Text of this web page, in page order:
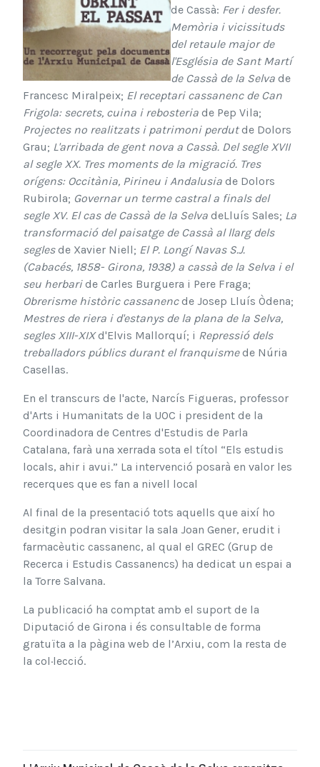
de Cassà: Fer i desfer.
Memòria i vicissituds
del retaule major de
l'Església de Sant Martí
de Cassà de la Selva de
Francesc Miralpeix; El receptari cassanenc de Can
Frigola: secrets, cuina i rebosteria de Pep Vila;
Projectes no realitzats i patrimoni perdutde Dolors
Grau; L'arribada de gent nova a Cassà. Del segle XVII
al segle XX. Tres moments de la migració. Tres
orígens: Occitània, Pirineu i Andalusia de Dolors
Rubirola; Governar un terme castral a finals del
segle XV. El cas de Cassà de la Selva deLluís Sales; La
transformació del paisatge de Cassà al llarg dels
seglesde Xavier Niell; El P. Longí Navas S.J.
(Cabacés, 1858- Girona, 1938) a cassà de la Selva i el
seu herbaride Carles Burguera i Pere Fraga;
Obrerisme històric cassanencde Josep Lluís Òdena;
Mestres de riera i d'estanys de la plana de la Selva,
segles XIII-XIXd'Elvis Mallorquí; i Repressiódels
treballadors públics durant el franquismede Núria
Casellas.
En el transcurs de l'acte, Narcís Figueras, professor
d'Arts i Humanitats de la UOC i president de la
Coordinadora de Centres d'Estudis de Parla
Catalana, farà una xerrada sota el títol “Els estudis
locals, ahir i avui.” La intervenció posarà en valor les
recerques que es fan a nivell local
Al final de la presentació tots aquells que així ho
desitgin podran visitar la sala Joan Gener, erudit i
farmacèutic cassanenc, al qual el GREC (Grup de
Recerca i Estudis Cassanencs) ha dedicat un espai a
la Torre Salvana.
La publicació ha comptat amb el suport de la
Diputació de Girona i és consultable de forma
gratuïta a la pàgina web de l’Arxiu, com la resta de
la col·lecció.